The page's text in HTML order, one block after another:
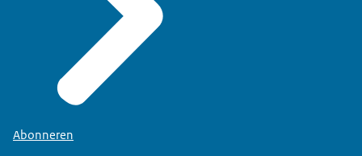
Abonneren